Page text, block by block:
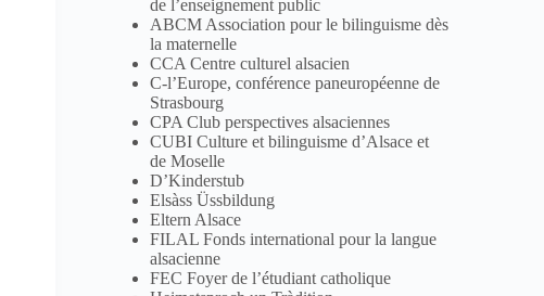
de l’enseignement public
ABCM Association pour le bilinguisme dès
la maternelle
CCA Centre culturel alsacien
C-l’Europe, conférence paneuropéenne de
Strasbourg
CPA Club perspectives alsaciennes
CUBI Culture et bilinguisme d’Alsace et
de Moselle
D’Kinderstub
Elsàss Üssbildung
Eltern Alsace
FILAL Fonds international pour la langue
alsacienne
FEC Foyer de l’étudiant catholique